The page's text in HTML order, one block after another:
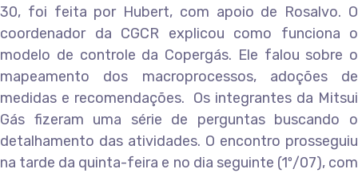
30, foi feita por Hubert, com apoio de Rosalvo. O
coordenador da CGCR explicou como funciona o
modelo de controle da Copergás. Ele falou sobre o
mapeamento dos macroprocessos, adoções de
medidas e recomendações. Os integrantes da Mitsui
Gás fizeram uma série de perguntas buscando o
detalhamento das atividades. O encontro prosseguiu
na tarde da quinta-feira e no dia seguinte (1º/07), com